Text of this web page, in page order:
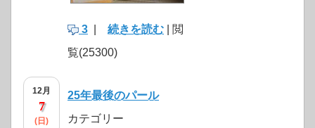
3 続きを読む | 閲
覧(25300)
12月
7
(日)
25年最後のパール
カテゴリー